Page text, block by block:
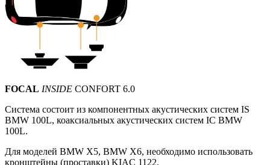
FOCAL INSIDE CONFORT 6.0
Система состоит из компонентных акустических систем IS
BMW 100L, коаксиальных акустических систем IС BMW
100L.
Для моделей BMW X5, BMW X6, необходимо использовать
кронштейны (проставки) KIAC 1122.